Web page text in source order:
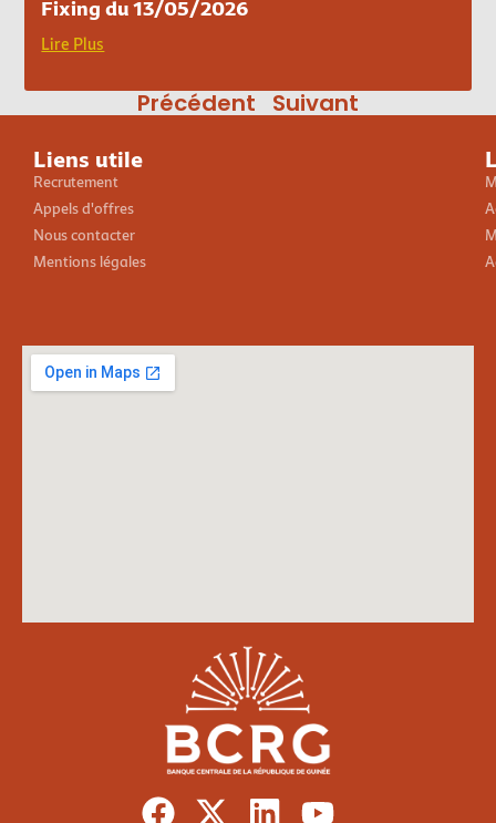
Fixing du 13/05/2026
Lire Plus
Précédent Suivant
Liens utile
Recrutement
Appels d'offres
Nous contacter
Mentions légales